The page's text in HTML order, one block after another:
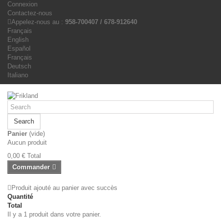
Connexion
Contactez-nous
Appelez-nous au : 958-700407 / 678-912640
Français
English
Español
Français
Deutsch
Italiano
Search
Panier (vide)
Aucun produit
0,00 € Total
Commander
Produit ajouté au panier avec succès
Quantité
Total
Il y a 1 produit dans votre panier.